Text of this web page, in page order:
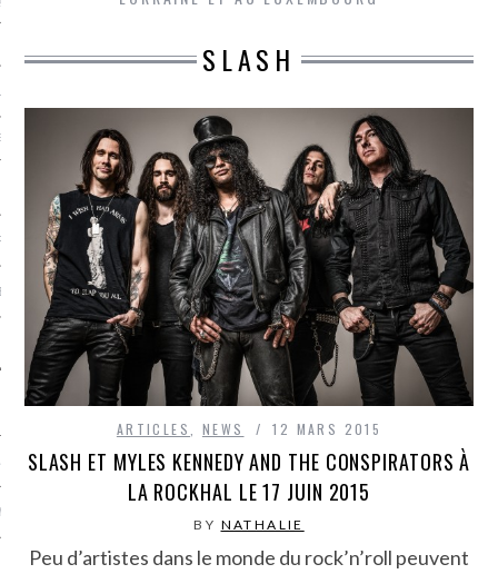
GROUPES DU LOCAL
LE LOCAL DU MAGAZINE
SLASH
ARTICLES NEWS 12 MARS 2015
SLASH ET MYLES KENNEDY AND THE CONSPIRATORS À
LA ROCKHAL LE 17 JUIN 2015
BY NATHALIE
Peu d’artistes dans le monde du rock’n’roll peuvent